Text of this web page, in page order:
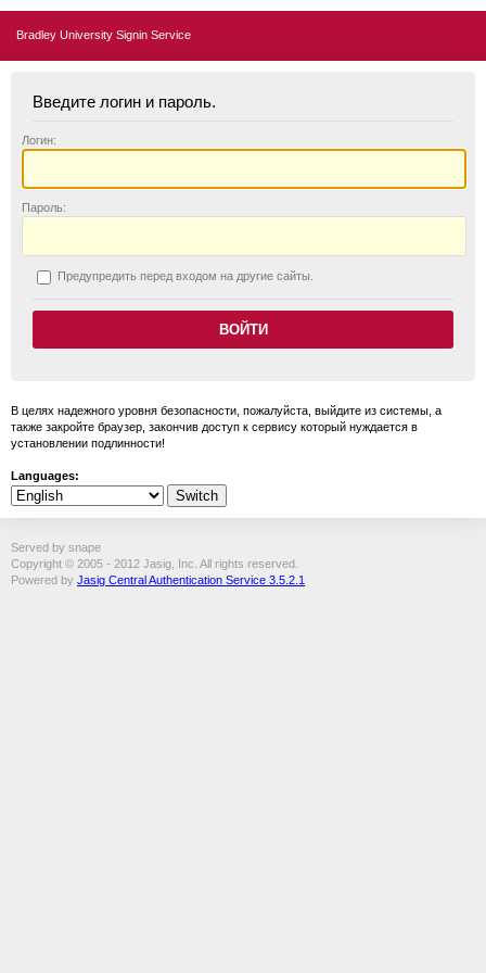
Bradley University Signin Service
Введите логин и пароль.
Логин:
Пароль:
Предупредить перед входом на другие сайты.
В целях надежного уровня безопасности, пожалуйста, выйдите из системы, а
также закройте браузер, закончив доступ к сервису который нуждается в
установлении подлинности!
Languages:
Served by snape
Copyright © 2005 - 2012 Jasig, Inc. All rights reserved.
Powered by Jasig Central Authentication Service 3.5.2.1